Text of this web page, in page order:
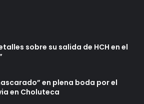
sobre su salida de HCH en el
en plena boda por el
en Choluteca